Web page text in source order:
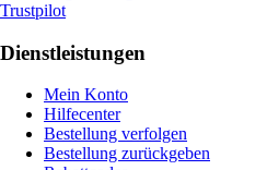
Trustpilot
Dienstleistungen
Mein Konto
Hilfecenter
Bestellung verfolgen
Bestellung zurückgeben